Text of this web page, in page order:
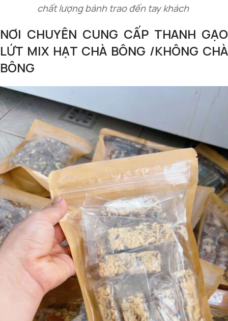
chất lượng bánh trao đến tay khách
NƠI CHUYÊN CUNG CẤP THANH GẠO
LỨT MIX HẠT CHÀ BÔNG /KHÔNG CHÀ
BÔNG